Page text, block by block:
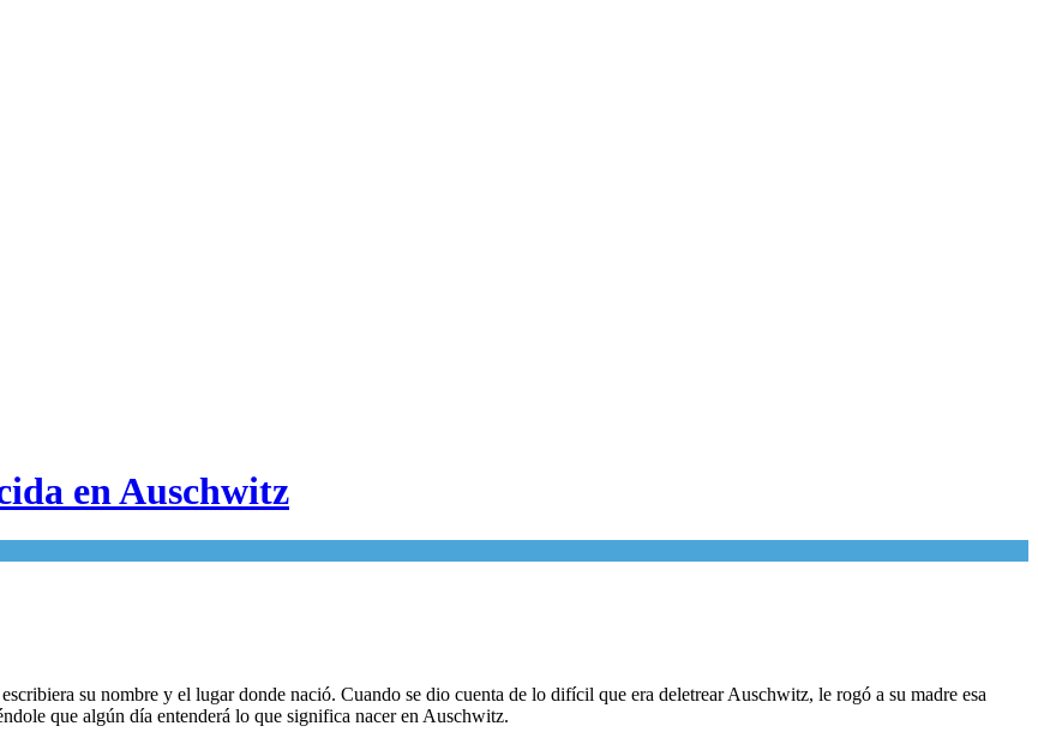
en Auschwitz
su nombre y el lugar donde nació. Cuando se dio cuenta de lo difícil que era deletrear Auschwitz, le rogó a su madre esa
que algún día entenderá lo que significa nacer en Auschwitz.